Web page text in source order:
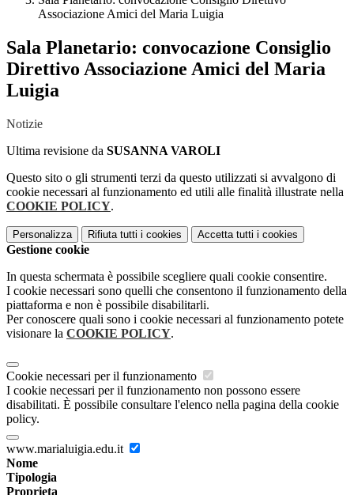
Associazione Amici del Maria Luigia
Sala Planetario: convocazione Consiglio
Direttivo Associazione Amici del Maria
Luigia
Notizie
Ultima revisione da SUSANNA VAROLI
Questo sito o gli strumenti terzi da questo utilizzati si avvalgono di
cookie necessari al funzionamento ed utili alle finalità illustrate nella
COOKIE POLICY.
Personalizza Rifiuta tutti i cookies Accetta tutti i cookies
Gestione cookie
In questa schermata è possibile scegliere quali cookie consentire.
I cookie necessari sono quelli che consentono il funzionamento della
piattaforma e non è possibile disabilitarli.
Per conoscere quali sono i cookie necessari al funzionamento potete
visionare la COOKIE POLICY.
Cookie necessari per il funzionamento
I cookie necessari per il funzionamento non possono essere
disabilitati. È possibile consultare l'elenco nella pagina della cookie
policy.
www.marialuigia.edu.it
Nome
Tipologia
Proprieta